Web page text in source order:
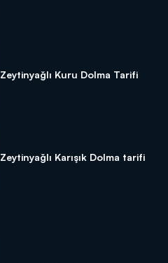
Zeytinyağlı Kuru Dolma Tarifi
Zeytinyağlı Karışık Dolma tarifi